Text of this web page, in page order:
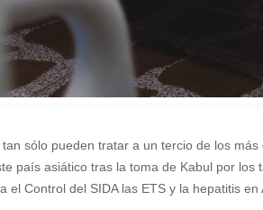
sólo pueden tratar a un tercio de los más
país asiático tras la toma de Kabul por los
el Control del SIDA las ETS y la hepatitis